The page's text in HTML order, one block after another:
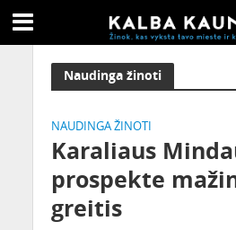
Naudinga žinoti
NAUDINGA ŽINOTI
Karaliaus
prospekte
greitis